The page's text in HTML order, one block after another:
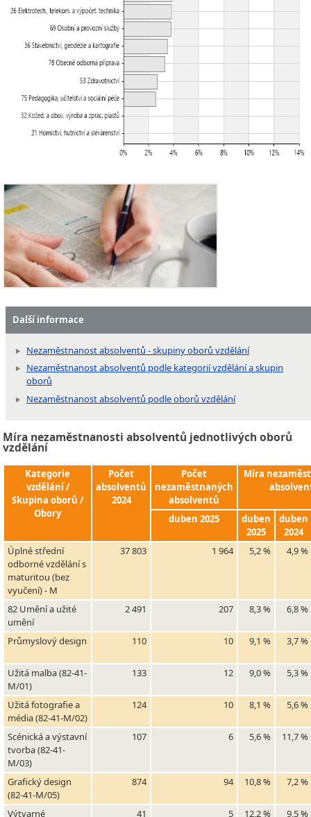
Další informace
Nezaměstnanost absolventů - skupiny oborů vzdělání
Nezaměstnanost absolventů podle kategorií vzdělání a skupin
oborů
Nezaměstnanost absolventů podle oborů vzdělání
Míra nezaměstnanosti absolventů jednotlivých oborů
vzdělání
Kategorie
vzdělání /
Skupina oborů /
Obory
Počet
absolventů
2024
Počet
nezaměstnaných
absolventů
Míra
duben 2025
duben
2025
duben
2024
Úplné střední
odborné vzdělání s
maturitou (bez
vyučení) - M
37 803 1 964 5,2 % 4,9 %
82 Umění a užité
umění
2 491 207 8,3 % 6,8 %
Průmyslový design 110 10 9,1 % 3,7 %
Užitá malba (82-41-
M/01)
133 12 9,0 % 5,3 %
Užitá fotografie a
média (82-41-M/02)
124 10 8,1 % 5,6 %
Scénická a výstavní
tvorba (82-41-
M/03)
107 6 5,6 % 11,7 %
Grafický design
(82-41-M/05)
874 94 10,8 % 7,2 %
Výtvarné 41 5 12,2 % 9,5 %